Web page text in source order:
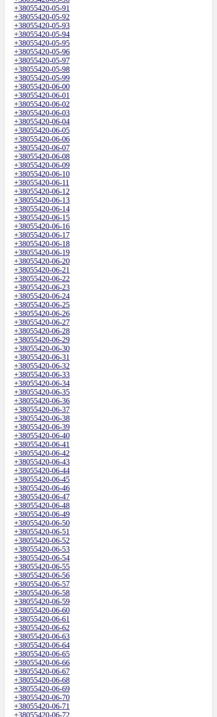
+38055420-05-91
+38055420-05-92
+38055420-05-93
+38055420-05-94
+38055420-05-95
+38055420-05-96
+38055420-05-97
+38055420-05-98
+38055420-05-99
+38055420-06-00
+38055420-06-01
+38055420-06-02
+38055420-06-03
+38055420-06-04
+38055420-06-05
+38055420-06-06
+38055420-06-07
+38055420-06-08
+38055420-06-09
+38055420-06-10
+38055420-06-11
+38055420-06-12
+38055420-06-13
+38055420-06-14
+38055420-06-15
+38055420-06-16
+38055420-06-17
+38055420-06-18
+38055420-06-19
+38055420-06-20
+38055420-06-21
+38055420-06-22
+38055420-06-23
+38055420-06-24
+38055420-06-25
+38055420-06-26
+38055420-06-27
+38055420-06-28
+38055420-06-29
+38055420-06-30
+38055420-06-31
+38055420-06-32
+38055420-06-33
+38055420-06-34
+38055420-06-35
+38055420-06-36
+38055420-06-37
+38055420-06-38
+38055420-06-39
+38055420-06-40
+38055420-06-41
+38055420-06-42
+38055420-06-43
+38055420-06-44
+38055420-06-45
+38055420-06-46
+38055420-06-47
+38055420-06-48
+38055420-06-49
+38055420-06-50
+38055420-06-51
+38055420-06-52
+38055420-06-53
+38055420-06-54
+38055420-06-55
+38055420-06-56
+38055420-06-57
+38055420-06-58
+38055420-06-59
+38055420-06-60
+38055420-06-61
+38055420-06-62
+38055420-06-63
+38055420-06-64
+38055420-06-65
+38055420-06-66
+38055420-06-67
+38055420-06-68
+38055420-06-69
+38055420-06-70
+38055420-06-71
+38055420-06-72